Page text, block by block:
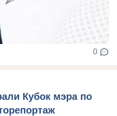
0
Кубок мэра по